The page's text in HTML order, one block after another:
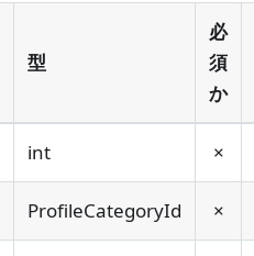
型
必
須
か
int ×
ProfileCategoryId ×